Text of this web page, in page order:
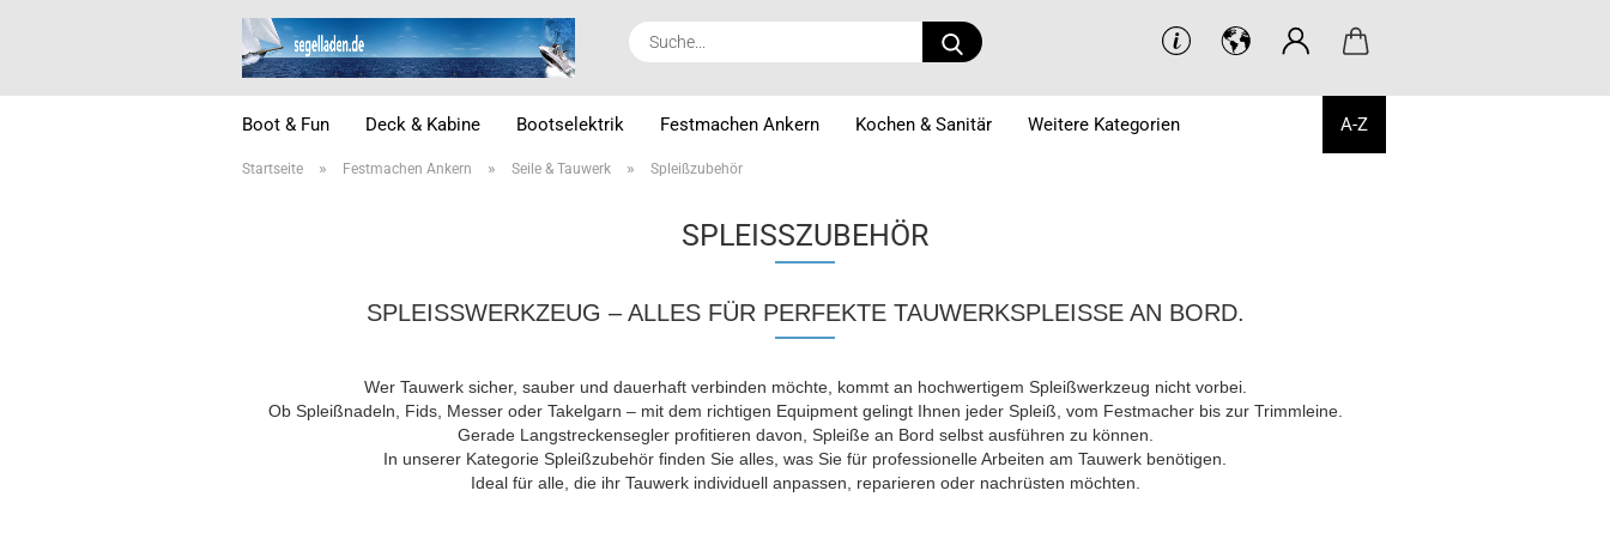
Suche...
Boot & Fun Deck & Kabine Bootselektrik Festmachen Ankern Kochen & Sanitär A-Z
Weitere Kategorien
Startseite » Festmachen Ankern » Seile & Tauwerk » Spleißzubehör
SPLEISSZUBEHÖR
SPLEISSWERKZEUG – ALLES FÜR PERFEKTE TAUWERKSPLEISSE AN BORD.
Wer Tauwerk sicher, sauber und dauerhaft verbinden möchte, kommt an hochwertigem Spleißwerkzeug nicht vorbei.
Ob Spleißnadeln, Fids, Messer oder Takelgarn – mit dem richtigen Equipment gelingt Ihnen jeder Spleiß, vom Festmacher bis zur Trimmleine.
Gerade Langstreckensegler profitieren davon, Spleiße an Bord selbst ausführen zu können.
In unserer Kategorie Spleißzubehör finden Sie alles, was Sie für professionelle Arbeiten am Tauwerk benötigen.
Ideal für alle, die ihr Tauwerk individuell anpassen, reparieren oder nachrüsten möchten.